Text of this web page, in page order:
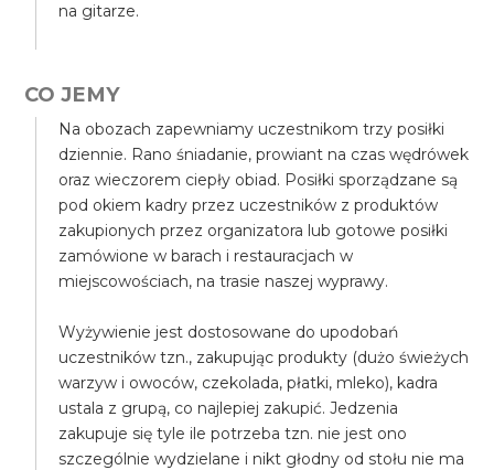
na gitarze.
CO JEMY
Na obozach zapewniamy uczestnikom trzy posiłki
dziennie. Rano śniadanie, prowiant na czas wędrówek
oraz wieczorem ciepły obiad. Posiłki sporządzane są
pod okiem kadry przez uczestników z produktów
zakupionych przez organizatora lub gotowe posiłki
zamówione w barach i restauracjach w
miejscowościach, na trasie naszej wyprawy.
Wyżywienie jest dostosowane do upodobań
uczestników tzn., zakupując produkty (dużo świeżych
warzyw i owoców, czekolada, płatki, mleko), kadra
ustala z grupą, co najlepiej zakupić. Jedzenia
zakupuje się tyle ile potrzeba tzn. nie jest ono
szczególnie wydzielane i nikt głodny od stołu nie ma